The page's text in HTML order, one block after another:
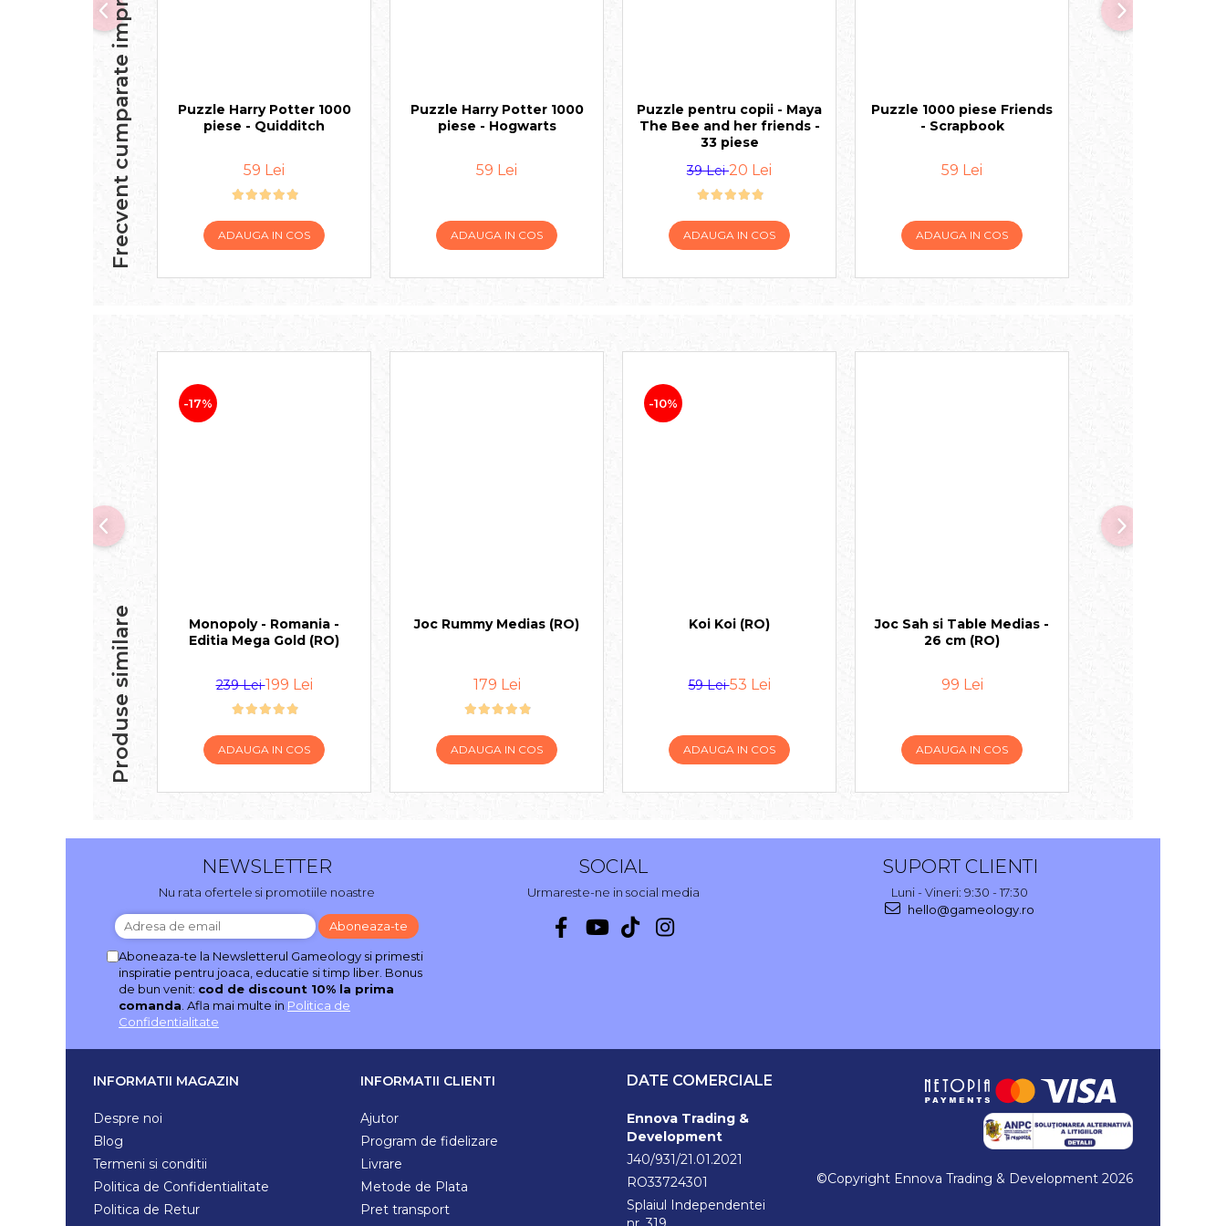
Frecvent cumparate impreuna
Puzzle Harry Potter 1000
piese - Quidditch
59 Lei
ADAUGA IN COS
Puzzle Harry Potter 1000
piese - Hogwarts
59 Lei
ADAUGA IN COS
Puzzle pentru copii - Maya
The Bee and her friends -
33 piese
39 Lei20 Lei
ADAUGA IN COS
Puzzle 1000 piese Friends
- Scrapbook
59 Lei
ADAUGA IN COS
Produse similare
-17%
Monopoly - Romania -
Editia Mega Gold (RO)
239 Lei199 Lei
ADAUGA IN COS
Joc Rummy Medias (RO)
179 Lei
ADAUGA IN COS
-10%
Koi Koi (RO)
59 Lei53 Lei
ADAUGA IN COS
Joc Sah si Table Medias -
26 cm (RO)
99 Lei
ADAUGA IN COS
NEWSLETTER
Nu rata ofertele si promotiile noastre
Aboneaza-te la Newsletterul Gameology si primesti
inspiratie pentru joaca, educatie si timp liber. Bonus
de bun venit: cod de discount 10% la prima
comanda. Afla mai multe in Politica de
Confidentialitate
SOCIAL
Urmareste-ne in social media
SUPORT CLIENTI
Luni - Vineri: 9:30 - 17:30
hello@gameology.ro
INFORMATII MAGAZIN
Despre noi
Blog
Termeni si conditii
Politica de Confidentialitate
Politica de Retur
INFORMATII CLIENTI
Ajutor
Program de fidelizare
Livrare
Metode de Plata
Pret transport
DATE COMERCIALE
Ennova Trading &
Development
J40/931/21.01.2021
RO33724301
Splaiul Independentei
©Copyright Ennova Trading & Development 2026